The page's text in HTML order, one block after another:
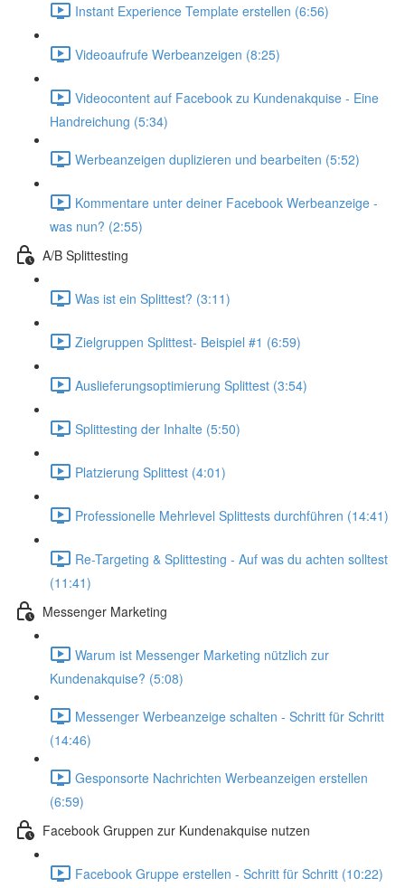
Instant Experience Template erstellen (6:56)
Videoaufrufe Werbeanzeigen (8:25)
Videocontent auf Facebook zu Kundenakquise - Eine
Handreichung (5:34)
Werbeanzeigen duplizieren und bearbeiten (5:52)
Kommentare unter deiner Facebook Werbeanzeige -
was nun? (2:55)
A/B Splittesting
Was ist ein Splittest? (3:11)
Zielgruppen Splittest- Beispiel #1 (6:59)
Auslieferungsoptimierung Splittest (3:54)
Splittesting der Inhalte (5:50)
Platzierung Splittest (4:01)
Professionelle Mehrlevel Splittests durchführen (14:41)
Re-Targeting & Splittesting - Auf was du achten solltest
(11:41)
Messenger Marketing
Warum ist Messenger Marketing nützlich zur
Kundenakquise? (5:08)
Messenger Werbeanzeige schalten - Schritt für Schritt
(14:46)
Gesponsorte Nachrichten Werbeanzeigen erstellen
(6:59)
Facebook Gruppen zur Kundenakquise nutzen
Facebook Gruppe erstellen - Schritt für Schritt (10:22)